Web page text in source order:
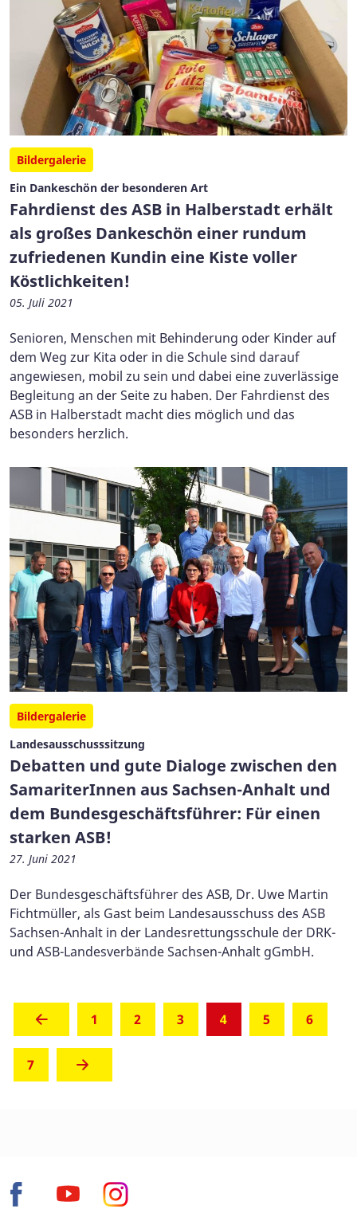
Bildergalerie
Ein Dankeschön der besonderen Art
Fahrdienst des ASB in Halberstadt erhält
als großes Dankeschön einer rundum
zufriedenen Kundin eine Kiste voller
Köstlichkeiten!
05. Juli 2021
Senioren, Menschen mit Behinderung oder Kinder auf
dem Weg zur Kita oder in die Schule sind darauf
angewiesen, mobil zu sein und dabei eine zuverlässige
Begleitung an der Seite zu haben. Der Fahrdienst des
ASB in Halberstadt macht dies möglich und das
besonders herzlich.
Bildergalerie
Landesausschusssitzung
Debatten und gute Dialoge zwischen den
SamariterInnen aus Sachsen-Anhalt und
dem Bundesgeschäftsführer: Für einen
starken ASB!
27. Juni 2021
Der Bundesgeschäftsführer des ASB, Dr. Uwe Martin
Fichtmüller, als Gast beim Landesausschuss des ASB
Sachsen-Anhalt in der Landesrettungsschule der DRK-
und ASB-Landesverbände Sachsen-Anhalt gGmbH.
1 2 3 4(aktuell)
5 6
7